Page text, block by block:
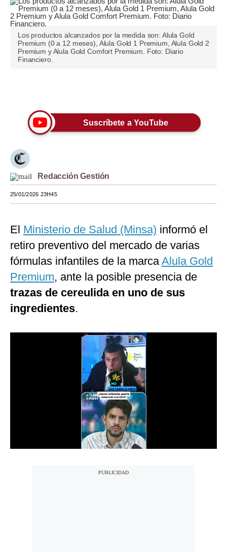
Pregunta de hoy
Tendencias
Moda
Estilos
Mundo
EEUU
México
Internacional
Tecnología
Club del Suscriptor
Mix
G de Gestión
Notas Contratadas
Los productos alcanzados por la medida son: Alula Gold
Premium (0 a 12 meses), Alula Gold 1 Premium, Alula Gold 2
Premium y Alula Gold Comfort Premium. Foto: Diario
Financiero.
Suscríbete a YouTube
Redacción Gestión
25/01/2026 23H45
El Ministerio de Salud (Minsa) informó el
retiro preventivo del mercado de varias
fórmulas infantiles de la marcaAlula Gold
Premium, ante la posible presencia de
trazas de cereulida en uno de sus
ingredientes.